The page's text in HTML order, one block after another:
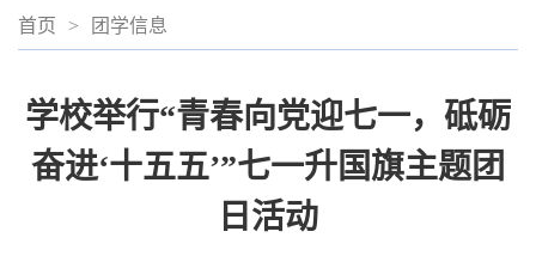
首页 > 团学信息
学校举行“青春向党迎七一，砥砺
奋进‘十五五’”七一升国旗主题团
日活动